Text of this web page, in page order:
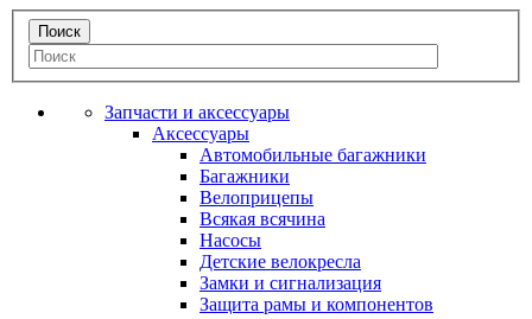
Запчасти и аксессуары
Аксессуары
Автомобильные багажники
Багажники
Велоприцепы
Всякая всячина
Насосы
Детские велокресла
Замки и сигнализация
Защита рамы и компонентов